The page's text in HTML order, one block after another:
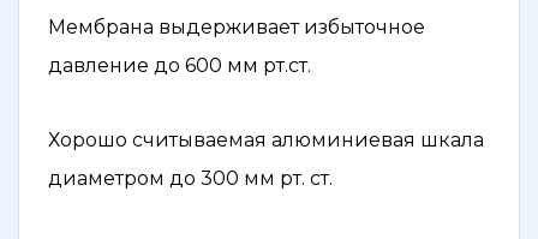
Мембрана выдерживает избыточное
давление до 600 мм рт.ст.
Хорошо считываемая алюминиевая шкала
диаметром до 300 мм рт. ст.